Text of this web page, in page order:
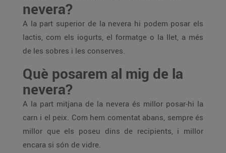
nevera?
A la part superior de la nevera hi podem posar els
lactis, com els iogurts, el formatge o la llet, a més
de les sobres i les conserves.
Què posarem al mig de la
nevera?
A la part mitjana de la nevera és millor posar-hi la
carn i el peix. Com hem comentat abans, sempre és
millor que els poseu dins de recipients, i millor
encara si són de vidre.